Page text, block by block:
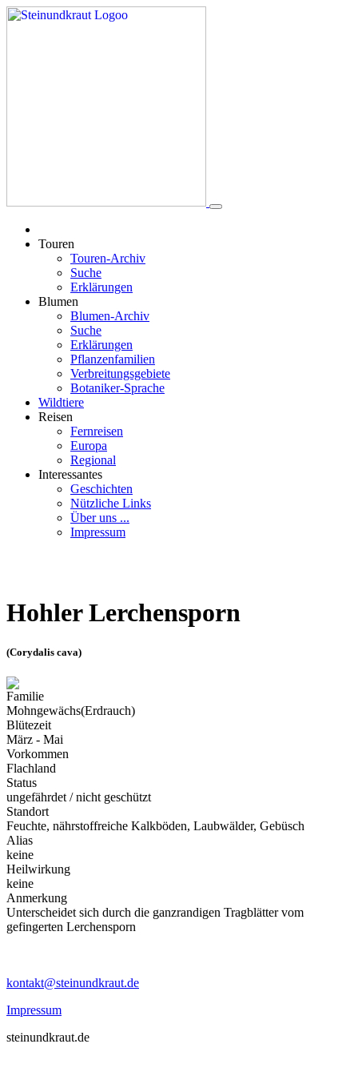
Touren
Touren-Archiv
Suche
Erklärungen
Blumen
Blumen-Archiv
Suche
Erklärungen
Pflanzenfamilien
Verbreitungsgebiete
Botaniker-Sprache
Wildtiere
Reisen
Fernreisen
Europa
Regional
Interessantes
Geschichten
Nützliche Links
Über uns ...
Impressum
Hohler Lerchensporn
(Corydalis cava)
Familie
Mohngewächs(Erdrauch)
Blütezeit
März - Mai
Vorkommen
Flachland
Status
ungefährdet / nicht geschützt
Standort
Feuchte, nährstoffreiche Kalkböden, Laubwälder, Gebüsch
Alias
keine
Heilwirkung
keine
Anmerkung
Unterscheidet sich durch die ganzrandigen Tragblätter vom
gefingerten Lerchensporn
kontakt@steinundkraut.de
Impressum
steinundkraut.de